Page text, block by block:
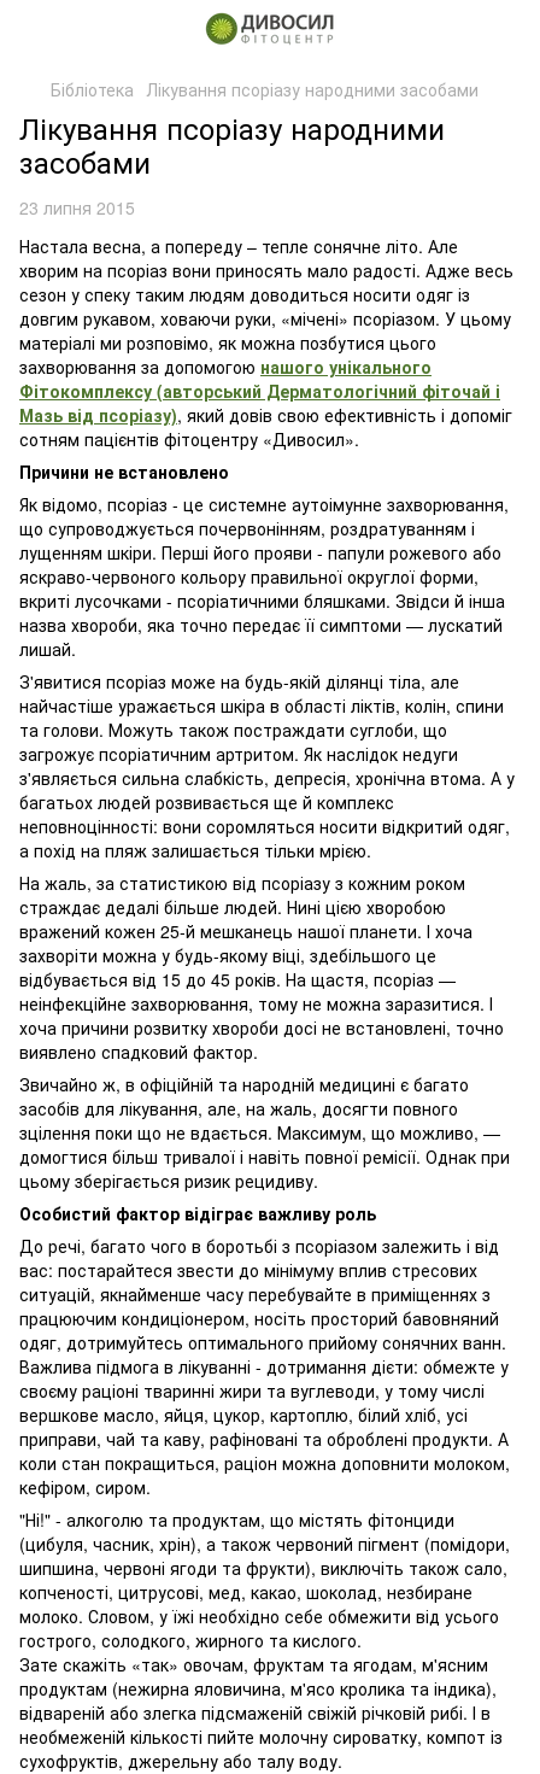
Бібліотека Лікування псоріазу народними засобами
Лікування псоріазу народними
засобами
23 липня 2015
Настала весна, а попереду – тепле сонячне літо. Але
хворим на псоріаз вони приносять мало радості. Адже весь
сезон у спеку таким людям доводиться носити одяг із
довгим рукавом, ховаючи руки, «мічені» псоріазом. У цьому
матеріалі ми розповімо, як можна позбутися цього
захворювання за допомогою нашого унікального
Фітокомплексу (авторський Дерматологічний фіточай і
Мазь від псоріазу), який довів свою ефективність і допоміг
сотням пацієнтів фітоцентру «Дивосил».
Причини не встановлено
Як відомо, псоріаз - це системне аутоімунне захворювання,
що супроводжується почервонінням, роздратуванням і
лущенням шкіри. Перші його прояви - папули рожевого або
яскраво-червоного кольору правильної округлої форми,
вкриті лусочками - псоріатичними бляшками. Звідси й інша
назва хвороби, яка точно передає її симптоми — лускатий
лишай.
З'явитися псоріаз може на будь-якій ділянці тіла, але
найчастіше уражається шкіра в області ліктів, колін, спини
та голови. Можуть також постраждати суглоби, що
загрожує псоріатичним артритом. Як наслідок недуги
з'являється сильна слабкість, депресія, хронічна втома. А у
багатьох людей розвивається ще й комплекс
неповноцінності: вони соромляться носити відкритий одяг,
а похід на пляж залишається тільки мрією.
На жаль, за статистикою від псоріазу з кожним роком
страждає дедалі більше людей. Нині цією хворобою
вражений кожен 25-й мешканець нашої планети. І хоча
захворіти можна у будь-якому віці, здебільшого це
відбувається від 15 до 45 років. На щастя, псоріаз —
неінфекційне захворювання, тому не можна заразитися. І
хоча причини розвитку хвороби досі не встановлені, точно
виявлено спадковий фактор.
Звичайно ж, в офіційній та народній медицині є багато
засобів для лікування, але, на жаль, досягти повного
зцілення поки що не вдається. Максимум, що можливо, —
домогтися більш тривалої і навіть повної ремісії. Однак при
цьому зберігається ризик рецидиву.
Особистий фактор відіграє важливу роль
До речі, багато чого в боротьбі з псоріазом залежить і від
вас: постарайтеся звести до мінімуму вплив стресових
ситуацій, якнайменше часу перебувайте в приміщеннях з
працюючим кондиціонером, носіть просторий бавовняний
одяг, дотримуйтесь оптимального прийому сонячних ванн.
Важлива підмога в лікуванні - дотримання дієти: обмежте у
своєму раціоні тваринні жири та вуглеводи, у тому числі
вершкове масло, яйця, цукор, картоплю, білий хліб, усі
приправи, чай та каву, рафіновані та оброблені продукти. А
коли стан покращиться, раціон можна доповнити молоком,
кефіром, сиром.
"Ні!" - алкоголю та продуктам, що містять фітонциди
(цибуля, часник, хрін), а також червоний пігмент (помідори,
шипшина, червоні ягоди та фрукти), виключіть також сало,
копченості, цитрусові, мед, какао, шоколад, незбиране
молоко. Словом, у їжі необхідно себе обмежити від усього
гострого, солодкого, жирного та кислого.
Зате скажіть «так» овочам, фруктам та ягодам, м'ясним
продуктам (нежирна яловичина, м'ясо кролика та індика),
відвареній або злегка підсмаженій свіжій річковій рибі. І в
необмеженій кількості пийте молочну сироватку, компот із
сухофруктів, джерельну або талу воду.